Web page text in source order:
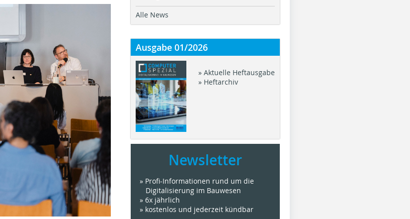
Alle News
Ausgabe 01/2026
» Aktuelle Heftausgabe
» Heftarchiv
Newsletter
» Profi-Informationen rund um die
Digitalisierung im Bauwesen
» 6x jährlich
» kostenlos und jederzeit kündbar